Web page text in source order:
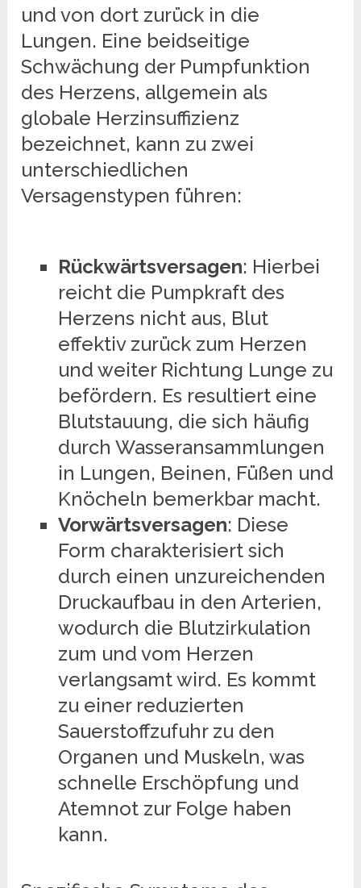
und von dort zurück in die
Lungen. Eine beidseitige
Schwächung der Pumpfunktion
des Herzens, allgemein als
globale Herzinsuffizienz
bezeichnet, kann zu zwei
unterschiedlichen
Versagenstypen führen:
Rückwärtsversagen: Hierbei
reicht die Pumpkraft des
Herzens nicht aus, Blut
effektiv zurück zum Herzen
und weiter Richtung Lunge zu
befördern. Es resultiert eine
Blutstauung, die sich häufig
durch Wasseransammlungen
in Lungen, Beinen, Füßen und
Knöcheln bemerkbar macht.
Vorwärtsversagen: Diese
Form charakterisiert sich
durch einen unzureichenden
Druckaufbau in den Arterien,
wodurch die Blutzirkulation
zum und vom Herzen
verlangsamt wird. Es kommt
zu einer reduzierten
Sauerstoffzufuhr zu den
Organen und Muskeln, was
schnelle Erschöpfung und
Atemnot zur Folge haben
kann.